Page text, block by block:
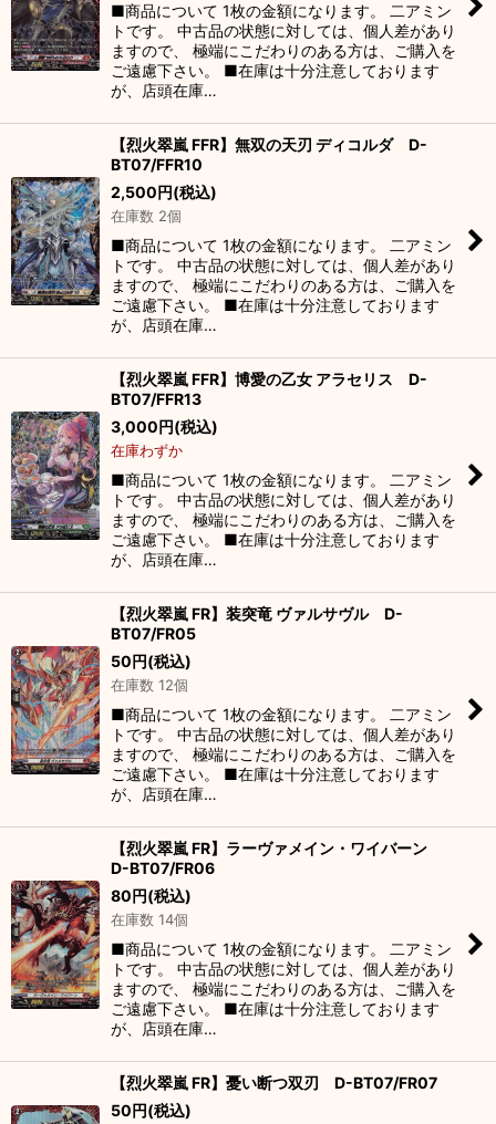
■商品について 1枚の金額になります。 二アミン
トです。 中古品の状態に対しては、個人差があり
ますので、 極端にこだわりのある方は、ご購入を
ご遠慮下さい。 ■在庫は十分注意しております
が、店頭在庫…
【烈火翠嵐 FFR】無双の天刃 ディコルダ D-
BT07/FFR10
2,500円(税込)
在庫数 2個
■商品について 1枚の金額になります。 二アミン
トです。 中古品の状態に対しては、個人差があり
ますので、 極端にこだわりのある方は、ご購入を
ご遠慮下さい。 ■在庫は十分注意しております
が、店頭在庫…
【烈火翠嵐 FFR】博愛の乙女 アラセリス D-
BT07/FFR13
3,000円(税込)
在庫わずか
■商品について 1枚の金額になります。 二アミン
トです。 中古品の状態に対しては、個人差があり
ますので、 極端にこだわりのある方は、ご購入を
ご遠慮下さい。 ■在庫は十分注意しております
が、店頭在庫…
【烈火翠嵐 FR】装突竜 ヴァルサヴル D-
BT07/FR05
50円(税込)
在庫数 12個
■商品について 1枚の金額になります。 二アミン
トです。 中古品の状態に対しては、個人差があり
ますので、 極端にこだわりのある方は、ご購入を
ご遠慮下さい。 ■在庫は十分注意しております
が、店頭在庫…
【烈火翠嵐 FR】ラーヴァメイン・ワイバーン
D-BT07/FR06
80円(税込)
在庫数 14個
■商品について 1枚の金額になります。 二アミン
トです。 中古品の状態に対しては、個人差があり
ますので、 極端にこだわりのある方は、ご購入を
ご遠慮下さい。 ■在庫は十分注意しております
が、店頭在庫…
【烈火翠嵐 FR】憂い断つ双刃 D-BT07/FR07
50円(税込)